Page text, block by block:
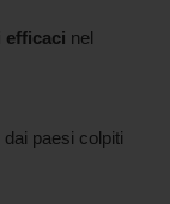
efficaci nel
paesi colpiti